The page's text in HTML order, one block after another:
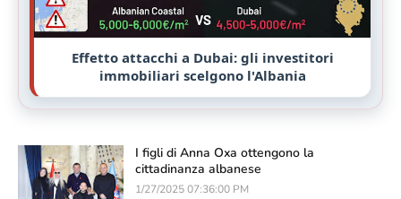
Effetto attacchi a Dubai: gli investitori
immobiliari scelgono l'Albania
I figli di Anna Oxa ottengono la
cittadinanza albanese
1/27/2025 07:36:00 PM